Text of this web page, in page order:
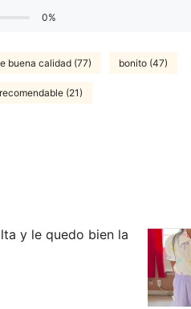
0%
buena calidad (77) bonito (47)
(21)
y le quedo bien la